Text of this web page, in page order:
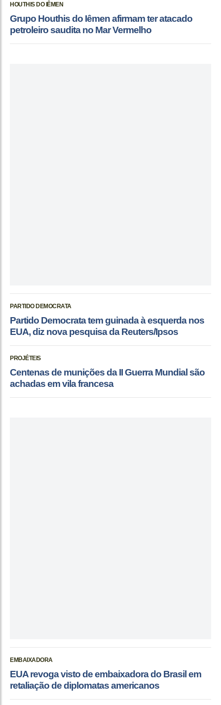
HOUTHIS DO IÊMEN
Grupo Houthis do Iêmen afirmam ter atacado
petroleiro saudita no Mar Vermelho
PARTIDO DEMOCRATA
Partido Democrata tem guinada à esquerda nos
EUA, diz nova pesquisa da Reuters/Ipsos
PROJÉTEIS
Centenas de munições da II Guerra Mundial são
achadas em vila francesa
EMBAIXADORA
EUA revoga visto de embaixadora do Brasil em
retaliação de diplomatas americanos